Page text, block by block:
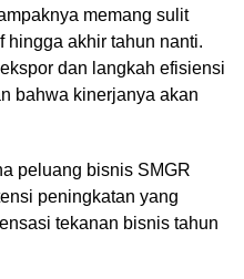
memang sulit
hingga akhir tahun nanti.
dan langkah efisiensi
bahwa kinerjanya akan
peluang bisnis SMGR
peningkatan yang
tekanan bisnis tahun